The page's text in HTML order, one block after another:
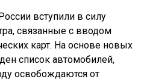
вступили в силу
связанные с вводом
карт. На основе новых
список автомобилей,
освобождаются от